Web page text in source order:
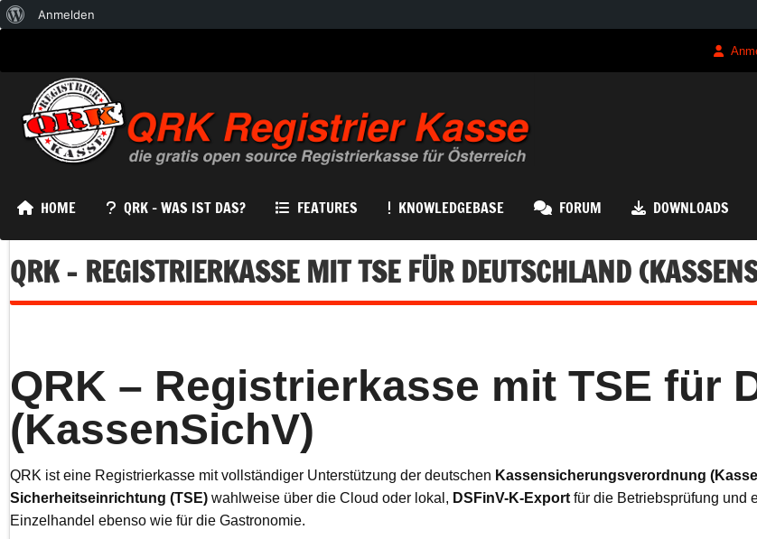
QRK
HOME QRK – WAS IST DAS? FEATURES KNOWLEDGEBASE FORUM DOWNLOADS
QRK – REGISTRIERKASSE MIT TSE FÜR DEUTSCHLAND
QRK – Registrierkasse mit TSE für
(KassenSichV)
QRK ist eine Registrierkasse mit vollständiger Unterstützung der deutschen Kassensicherungsverordnung
Sicherheitseinrichtung (TSE) wahlweise über die Cloud oder lokal, DSFinV-K-Export für die Betriebsprüfung und
Einzelhandel ebenso wie für die Gastronomie.
Über
Anmelden